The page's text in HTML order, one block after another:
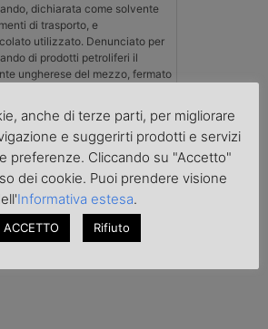
dichiarata come solvente
di trasporto, e
utilizzato. Denunciato per
di prodotti petroliferi il
ungherese del mezzo, fermato
anche di terze parti, per migliorare
e suggerirti prodotti e servizi
preferenze. Cliccando su "Accetto"
dei cookie. Puoi prendere visione
Informativa estesa.
ACCETTO Rifiuto